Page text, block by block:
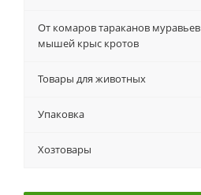
От комаров тараканов муравьев
мышей крыс кротов
Товары для животных
Упаковка
Хозтовары